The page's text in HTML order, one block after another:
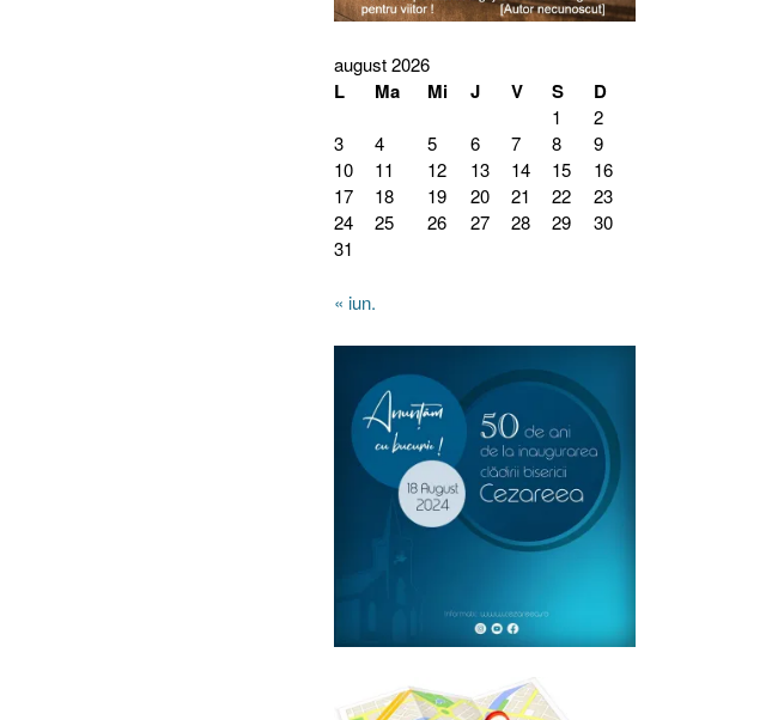
august 2026
L Ma Mi J V S D
1
2
3
4 5 6 7 8
9
10
11 12 13 14 15
16
17
18 19 20 21 22
23
24
25 26 27 28 29
30
31
« iun.